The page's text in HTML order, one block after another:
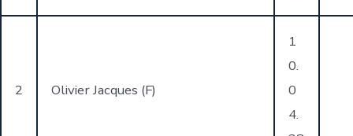
2 Olivier Jacques (F)
1
0.
0
4.